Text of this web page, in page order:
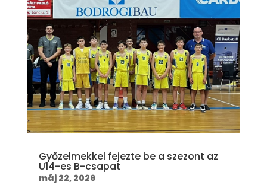
Győzelmekkel fejezte be a szezont az
U14-es B-csapat
máj 22, 2026